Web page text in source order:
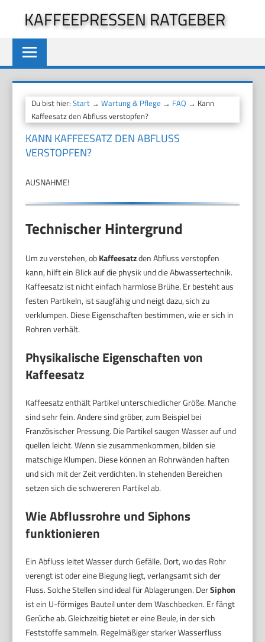
springen
KAFFEEPRESSEN RATGEBER
Du bist hier:Start →Wartung & Pflege → FAQ → Kann
Kaffeesatz den Abfluss verstopfen?
KANN KAFFEESATZ DEN ABFLUSS
VERSTOPFEN?
AUSNAHME!
Technischer Hintergrund
Um zu verstehen, obKaffeesatzden Abfluss verstopfen
kann, hilft ein Blick auf die physik und die Abwassertechnik.
Kaffeesatz ist nicht einfach harmlose Brühe. Er besteht aus
festen Partikeln, ist saugfähig und neigt dazu, sich zu
verklumpen. Diese Eigenschaften bestimmen, wie er sich in
Rohren verhält.
Physikalische Eigenschaften von
Kaffeesatz
Kaffeesatz enthält Partikel unterschiedlicher Größe. Manche
sind sehr fein. Andere sind gröber, zum Beispiel bei
Französischer Pressung. Die Partikel saugen Wasser auf und
quellen leicht. Wenn sie zusammenkommen, bilden sie
matschige Klumpen. Diese können an Rohrwänden haften
und sich mit der Zeit verdichten. In stehenden Bereichen
setzen sich die schwereren Partikel ab.
Wie Abflussrohre und Siphons
funktionieren
Ein Abfluss leitet Wasser durch Gefälle. Dort, wo das Rohr
verengt ist oder eine Biegung liegt, verlangsamt sich der
Fluss. Solche Stellen sind ideal für Ablagerungen. DerSiphon
ist ein U-förmiges Bauteil unter dem Waschbecken. Er fängt
Gerüche ab. Gleichzeitig bietet er eine Beule, in der sich
Feststoffe sammeln. Regelmäßiger starker Wasserfluss